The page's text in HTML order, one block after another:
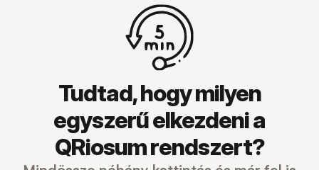
Tudtad, hogy milyen
egyszerű elkezdeni a
QRiosum rendszert?